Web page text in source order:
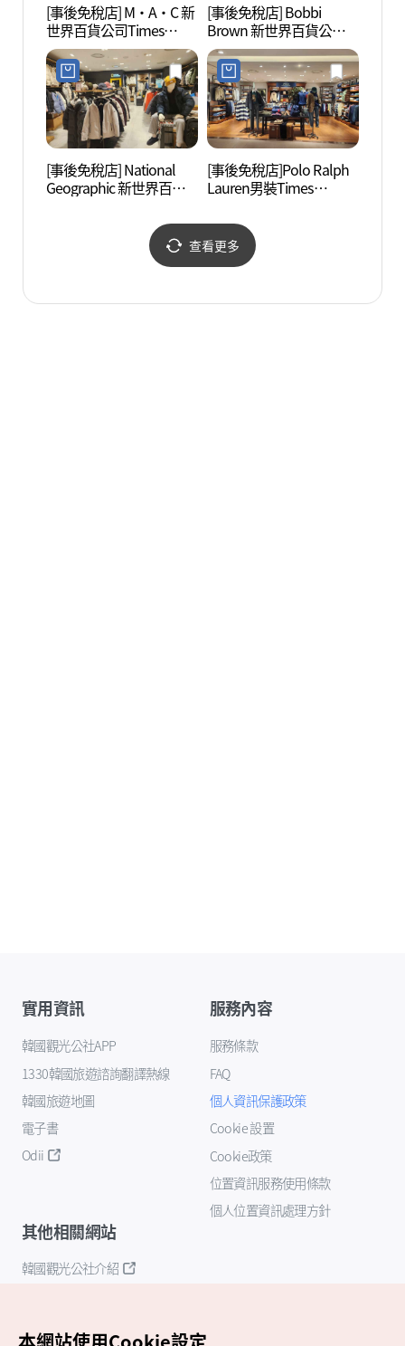
[事後免稅店] M·A·C 新
世界百貨公司Times
Square店(MAC 신세계백
화점 타임스퀘어점)
[事後免稅店] Bobbi
Brown 新世界百貨公司
Times Square店(바비브
라운 신세계백화점 타임
스퀘어점)
[事後免稅店] National
Geographic 新世界百貨
셔널지오그래픽 신세계
백화점 타임스퀘어점)
[事後免稅店]Polo Ralph
Lauren男裝Times
남성 타임스퀘어점)
查看更多
實用資訊
韓國觀光公社APP
1330韓國旅遊諮詢翻譯熱線
韓國旅遊地圖
電子書
Odii
服務內容
服務條款
FAQ
個人資訊保護政策
Cookie 設置
Cookie政策
位置資訊服務使用條款
個人位置資訊處理方針
其他相關網站
韓國觀光公社介紹